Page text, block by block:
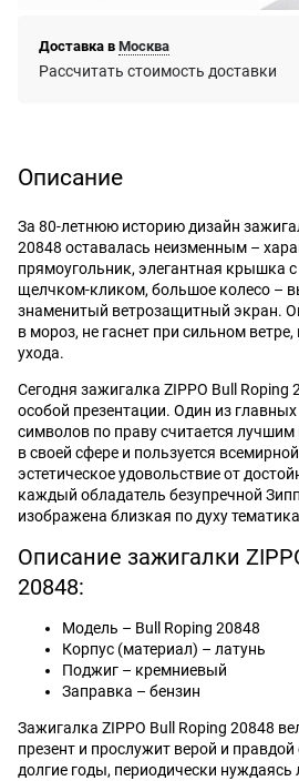
Доставка в Москва
Рассчитать стоимость доставки
Описание
За 80-летнюю историю дизайн
20848 оставалась неизменным –
прямоугольник, элегантная крышка
щелчком-кликом, большое колесо –
знаменитый ветрозащитный экран.
в мороз, не гаснет при сильном ветре,
ухода.
Сегодня зажигалка ZIPPO Bull Roping
особой презентации. Один из
символов по праву считается
в своей сфере и пользуется
эстетическое удовольствие от
каждый обладатель безупречной
изображена близкая по духу
Описание зажигалки
20848:
Модель – Bull Roping 20848
Корпус (материал) – латунь
Поджиг – кремниевый
Заправка – бензин
Зажигалка ZIPPO Bull Roping 20848
презент и прослужит верой и
долгие годы, периодически